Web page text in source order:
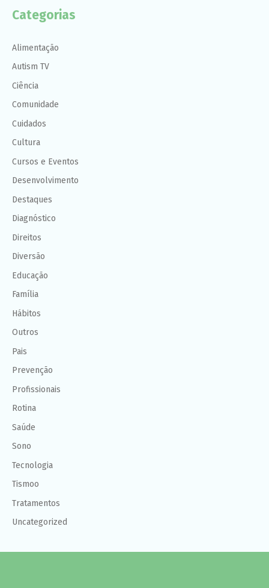
Categorias
Alimentação
Autism TV
Ciência
Comunidade
Cuidados
Cultura
Cursos e Eventos
Desenvolvimento
Destaques
Diagnóstico
Direitos
Diversão
Educação
Família
Hábitos
Outros
Pais
Prevenção
Profissionais
Rotina
Saúde
Sono
Tecnologia
Tismoo
Tratamentos
Uncategorized